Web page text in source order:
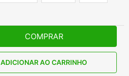
COMPRAR
ADICIONAR AO CARRINHO